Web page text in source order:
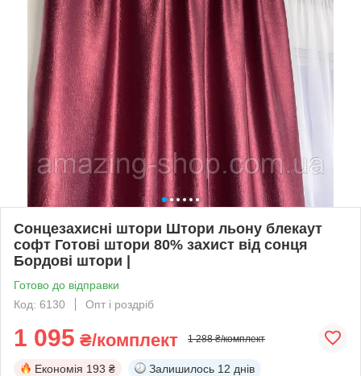
Сонцезахисні штори Штори льону блекаут
софт Готові штори 80% захист від сонця
Бордові штори |
Готово до відправки
Код: 6130
Опт і роздріб
1 095 ₴/комплект 1 288 ₴/комплект
Економія 193 ₴ Залишилось 12 днів